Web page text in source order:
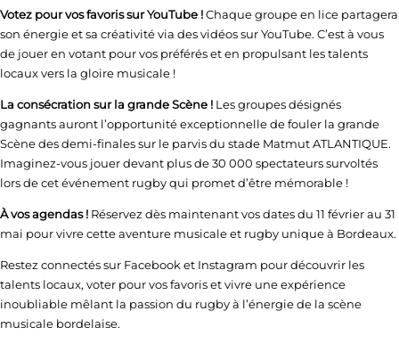
Votez pour vos favoris sur YouTube !Chaque groupe en lice partagera
son énergie et sa créativité via des vidéos sur YouTube. C’est à vous
de jouer en votant pour vos préférés et en propulsant les talents
locaux vers la gloire musicale !
La consécration sur la grande Scène ! Les groupes désignés
gagnants auront l’opportunité exceptionnelle de fouler la grande
Scène des demi-finales sur le parvis du stade Matmut ATLANTIQUE.
Imaginez-vous jouer devant plus de 30 000 spectateurs survoltés
lors de cet événement rugby qui promet d’être mémorable !
À vos agendas ! Réservez dès maintenant vos dates du 11 février au 31
mai pour vivre cette aventure musicale et rugby unique à Bordeaux.
Restez connectés sur Facebook et Instagram pour découvrir les
talents locaux, voter pour vos favoris et vivre une expérience
inoubliable mêlant la passion du rugby à l’énergie de la scène
musicale bordelaise.